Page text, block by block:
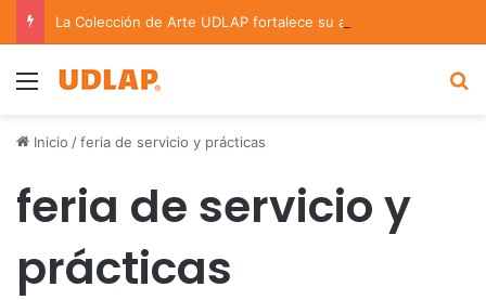
Menu
Inicio /feria de servicio y prácticas
feria de servicio y
prácticas